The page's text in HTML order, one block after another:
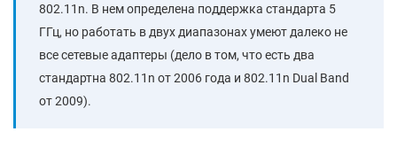
802.11n. В нем определена поддержка стандарта 5
ГГц, но работать в двух диапазонах умеют далеко не
все сетевые адаптеры (дело в том, что есть два
стандартна 802.11n от 2006 года и 802.11n Dual Band
от 2009).